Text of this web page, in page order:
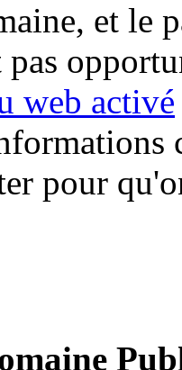
et le
pas
web activé
pour